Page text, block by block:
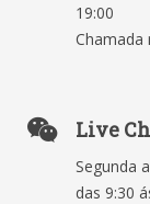
19:00
Chamada
Live
Segunda
das 9:30